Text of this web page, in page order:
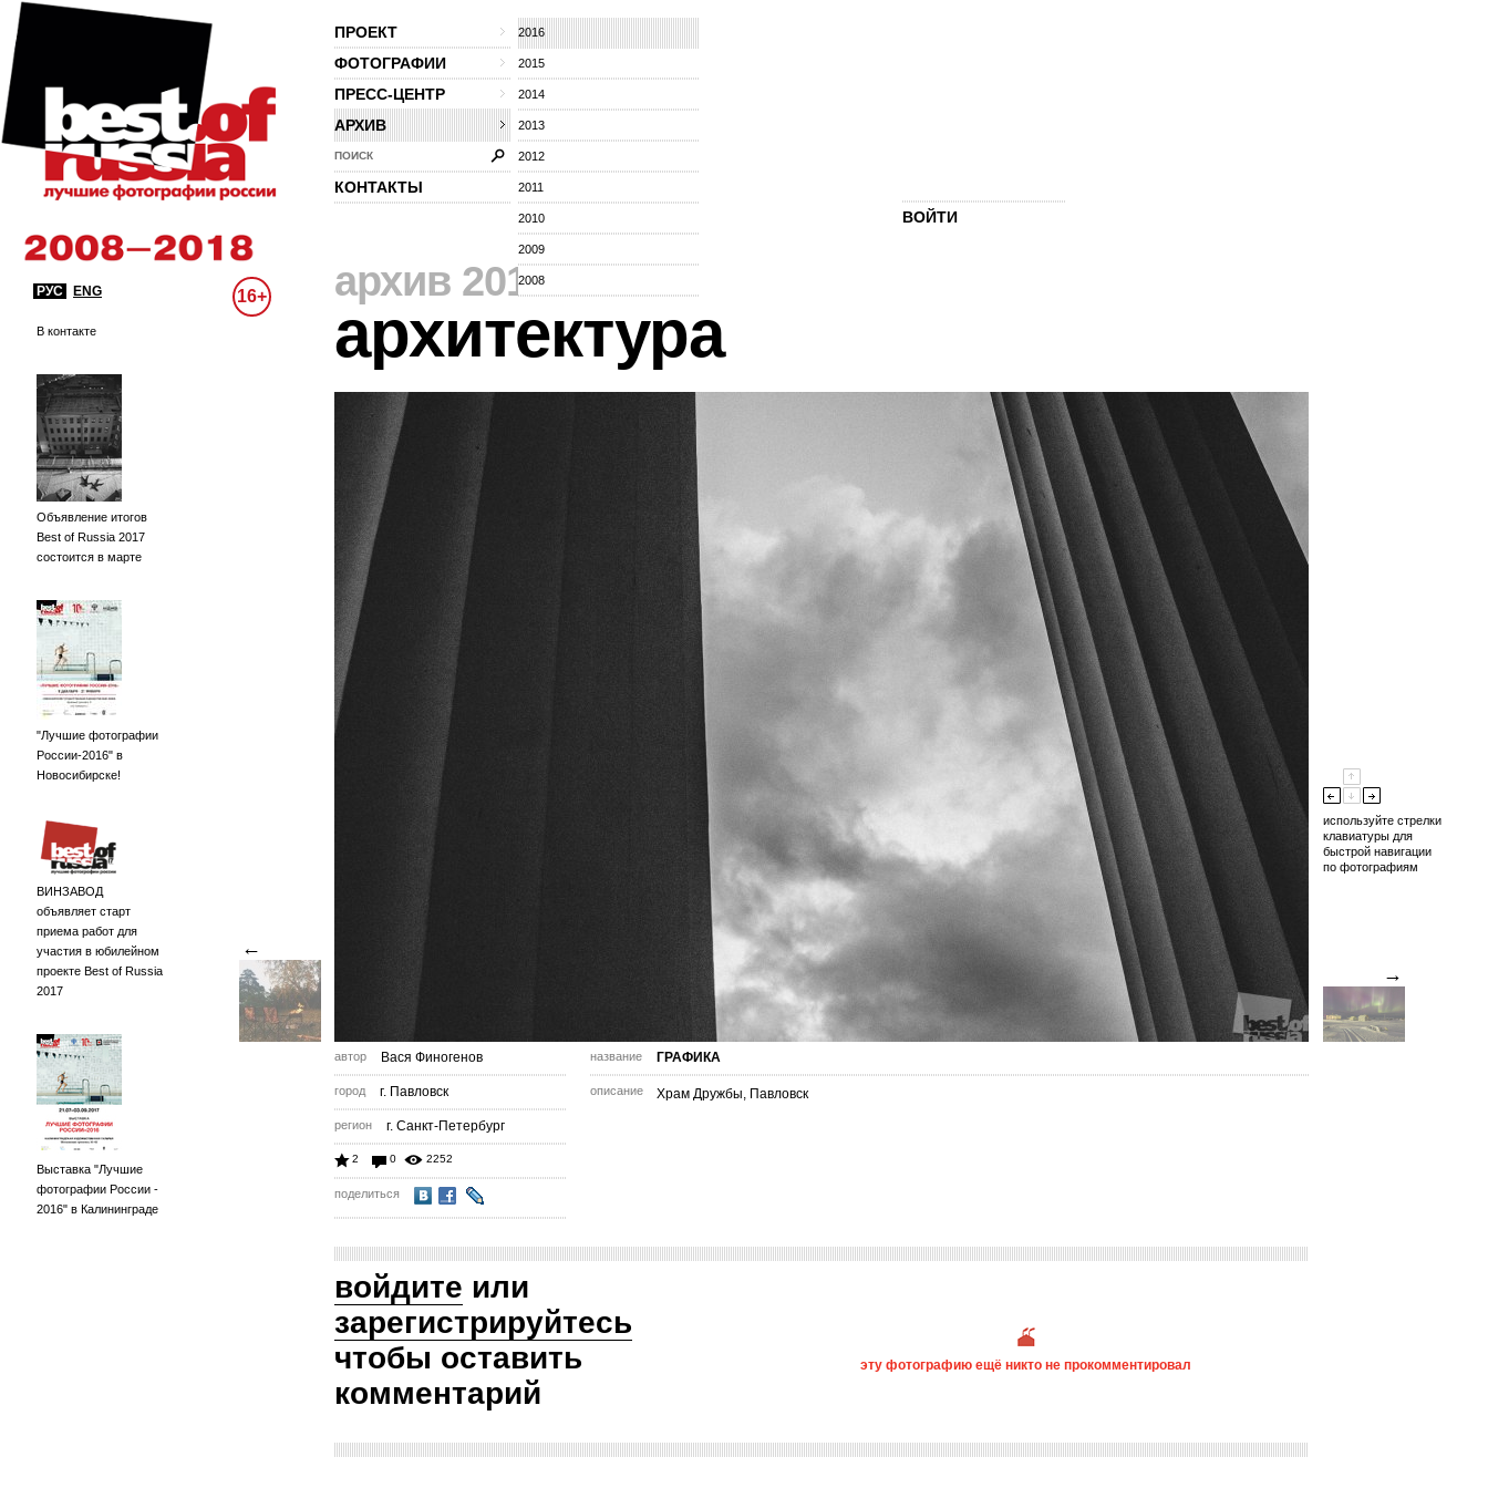
ПРОЕКТ
ФОТОГРАФИИ
ПРЕСС-ЦЕНТР
АРХИВ
2016
2015
2014
2013
2012
2011
2010
2009
2008
ПОИСК
КОНТАКТЫ
ВОЙТИ
РУС ENG 16+
В контакте
Объявление итогов
Best of Russia 2017
состоится в марте
"Лучшие фотографии
России-2016" в
Новосибирске!
ВИНЗАВОД
объявляет старт
приема работ для
участия в юбилейном
проекте Best of Russia
2017
Выставка "Лучшие
фотографии России -
2016" в Калининграде
архив 2016⁄
архитектура
←
→
используйте стрелки
клавиатуры для
быстрой навигации
по фотографиям
автор Вася Финогенов
город г. Павловск
регион г. Санкт-Петербург
2 0 2252
поделиться
название ГРАФИКА
описание Храм Дружбы, Павловск
войдите или
зарегистрируйтесь
чтобы оставить
комментарий
эту фотографию ещё никто не прокомментировал